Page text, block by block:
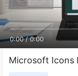
0:00/0:00
Microsoft Icons